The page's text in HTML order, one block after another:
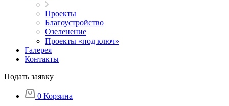
Проекты
Благоустройство
Озеленение
Проекты «под ключ»
Галерея
Контакты
Подать заявку
0 Корзина